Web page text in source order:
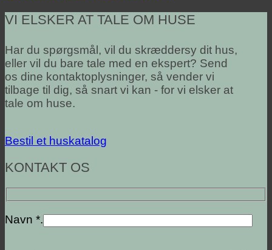
VI ELSKER AT TALE OM HUSE
Har du spørgsmål, vil du skræddersy dit hus,
eller vil du bare tale med en ekspert? Send
os dine kontaktoplysninger, så vender vi
tilbage til dig, så snart vi kan - for vi elsker at
tale om huse.
Bestil et huskatalog
KONTAKT OS
Navn *.